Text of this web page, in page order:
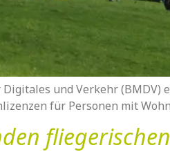
und Verkehr (BMDV)
für Personen mit